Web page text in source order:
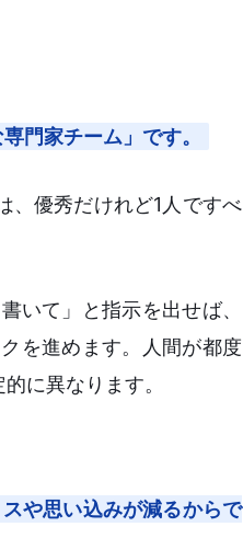
門家チーム」です。
、優秀だけれど1人ですべ
いて」と指示を出せば、
を進めます。人間が都度
に異なります。
や思い込みが減るからで